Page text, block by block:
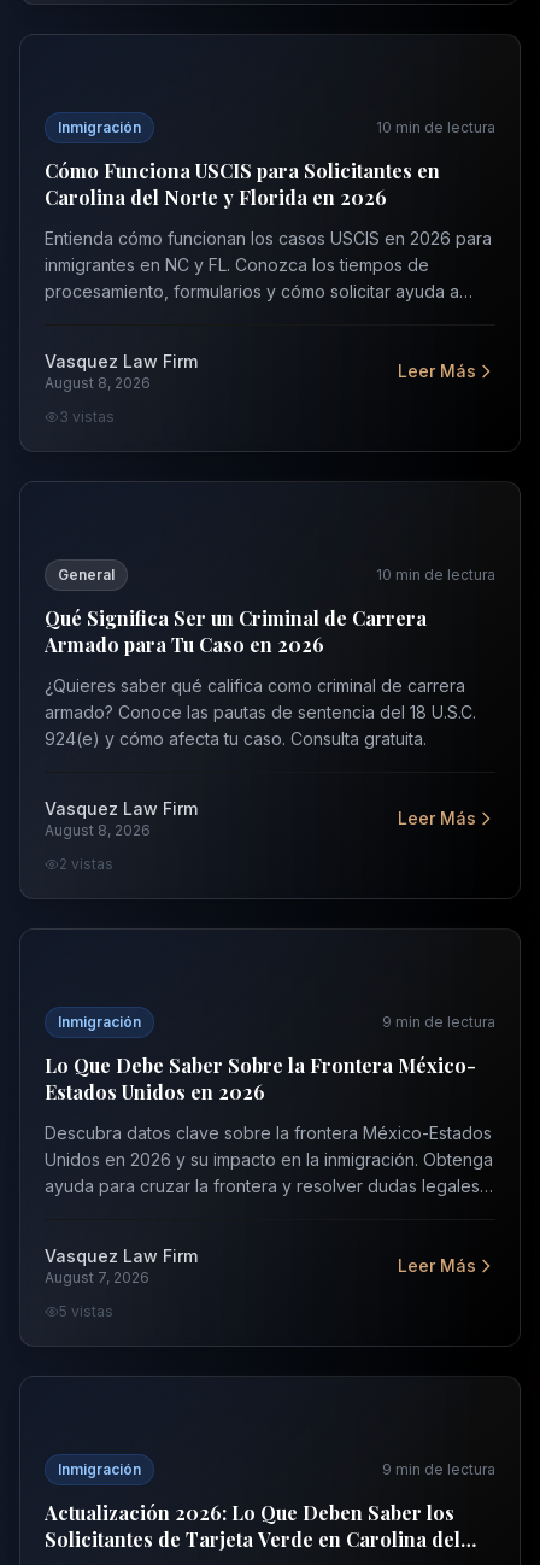
Cómo Funciona USCIS para Solicitantes en Carolina
Inmigración 10 min de lectura
Cómo Funciona USCIS para Solicitantes en
Carolina del Norte y Florida en 2026
Entienda cómo funcionan los casos USCIS en 2026 para
inmigrantes en NC y FL. Conozca los tiempos de
procesamiento, formularios y cómo solicitar ayuda a
Vasquez Law Firm
August 8, 2026
Leer Más
3 vistas
Qué Significa Ser un Criminal de Carrera Armado para
General 10 min de lectura
Qué Significa Ser un Criminal de Carrera
Armado para Tu Caso en 2026
¿Quieres saber qué califica como criminal de carrera
armado? Conoce las pautas de sentencia del 18 U.S.C.
924(e) y cómo afecta tu caso. Consulta gratuita.
Vasquez Law Firm
August 8, 2026
Leer Más
2 vistas
Lo Que Debe Saber Sobre la Frontera México-Estados
Inmigración 9 min de lectura
Lo Que Debe Saber Sobre la Frontera México-
Estados Unidos en 2026
Descubra datos clave sobre la frontera México-Estados
Unidos en 2026 y su impacto en la inmigración. Obtenga
ayuda para cruzar la frontera y resolver dudas legales.
Vasquez Law Firm
August 7, 2026
Leer Más
5 vistas
Actualización 2026: Lo Que Deben Saber los
Inmigración 9 min de lectura
Actualización 2026: Lo Que Deben Saber los
Solicitantes de Tarjeta Verde en Carolina del